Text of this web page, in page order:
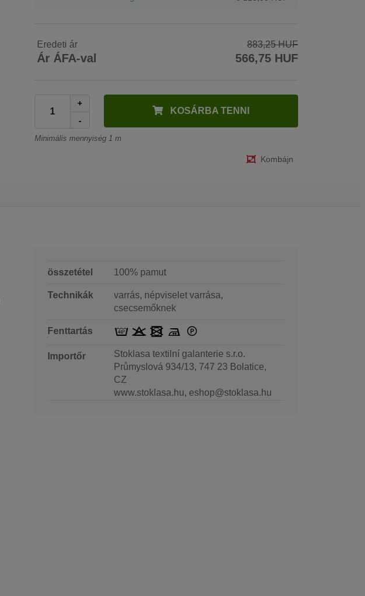
Eredeti ár 883,25 HUF
Ár ÁFA-val 566,75 HUF
+
-
KOSÁRBA TENNI
Minimális mennyiség 1 m
Kombájn
összetétel 100% pamut
Technikák
varrás, népviselet varrása,
csecsemőknek
Fenttartás
Importőr
Stoklasa textilní galanterie s.r.o.
Průmyslová 934/13, 747 23 Bolatice,
CZ
www.stoklasa.hu, eshop@stoklasa.hu